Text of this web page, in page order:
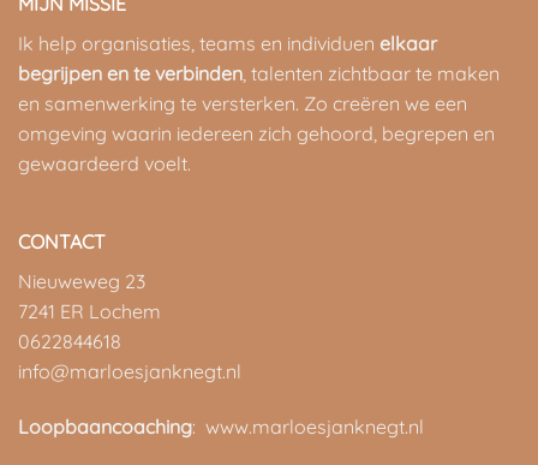
Ik help organisaties, teams en individuen elkaar
begrijpen en te verbinden, talenten zichtbaar te maken
en samenwerking te versterken. Zo creëren we een
omgeving waarin iedereen zich gehoord, begrepen en
gewaardeerd voelt.
CONTACT
Nieuweweg 23
7241 ER Lochem
0622844618
info@marloesjanknegt.nl
Loopbaancoaching: www.marloesjanknegt.nl